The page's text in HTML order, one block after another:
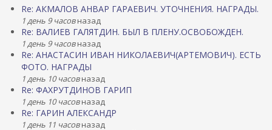
Re: АКМАЛОВ АНВАР ГАРАЕВИЧ. УТОЧНЕНИЯ. НАГРАДЫ.
1 день 9 часовназад
Re: ВАЛИЕВ ГАЛЯТДИН. БЫЛ В ПЛЕНУ.ОСВОБОЖДЕН.
1 день 9 часовназад
Re: АНАСТАСИН ИВАН НИКОЛАЕВИЧ(АРТЕМОВИЧ). ЕСТЬ
ФОТО. НАГРАДЫ
1 день 10 часовназад
Re: ФАХРУТДИНОВ ГАРИП
1 день 10 часовназад
Re: ГАРИН АЛЕКСАНДР
1 день 11 часовназад